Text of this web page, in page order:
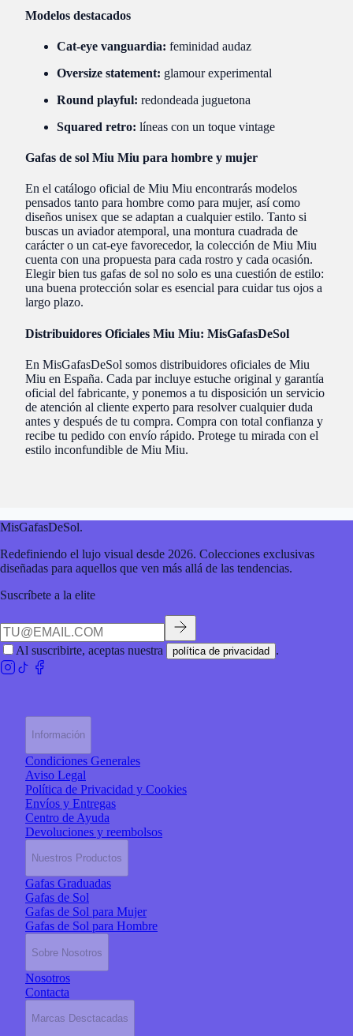
Modelos destacados
Cat-eye vanguardia: feminidad audaz
Oversize statement: glamour experimental
Round playful: redondeada juguetona
Squared retro: líneas con un toque vintage
Gafas de sol Miu Miu para hombre y mujer
En el catálogo oficial de Miu Miu encontrarás modelos
pensados tanto para hombre como para mujer, así como
diseños unisex que se adaptan a cualquier estilo. Tanto si
buscas un aviador atemporal, una montura cuadrada de
carácter o un cat-eye favorecedor, la colección de Miu Miu
cuenta con una propuesta para cada rostro y cada ocasión.
Elegir bien tus gafas de sol no solo es una cuestión de estilo:
una buena protección solar es esencial para cuidar tus ojos a
largo plazo.
Distribuidores Oficiales Miu Miu: MisGafasDeSol
En MisGafasDeSol somos distribuidores oficiales de Miu
Miu en España. Cada par incluye estuche original y garantía
oficial del fabricante, y ponemos a tu disposición un servicio
de atención al cliente experto para resolver cualquier duda
antes y después de tu compra. Compra con total confianza y
recibe tu pedido con envío rápido. Protege tu mirada con el
estilo inconfundible de Miu Miu.
MisGafasDeSol.
Redefiniendo el lujo visual desde 2026. Colecciones exclusivas
diseñadas para aquellos que ven más allá de las tendencias.
Suscríbete a la elite
Al suscribirte, aceptas nuestra política de privacidad .
Información
Condiciones Generales
Aviso Legal
Política de Privacidad y Cookies
Envíos y Entregas
Centro de Ayuda
Devoluciones y reembolsos
Nuestros Productos
Gafas Graduadas
Gafas de Sol
Gafas de Sol para Mujer
Gafas de Sol para Hombre
Sobre Nosotros
Nosotros
Contacta
Marcas Desctacadas